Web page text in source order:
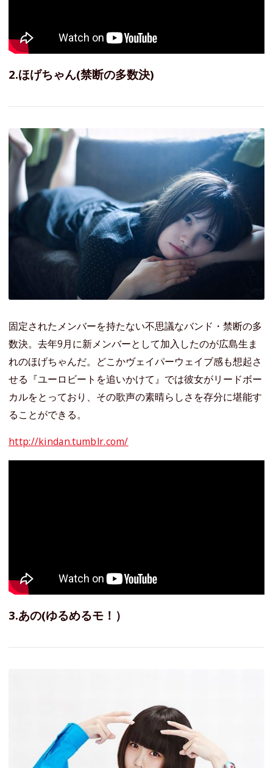
2.ほげちゃん(禁断の多数決)
固定されたメンバーを持たない不思議なバンド・禁断の多
数決。去年9月に新メンバーとして加入したのが広島生ま
れのほげちゃんだ。どこかヴェイパーウェイブ感も想起さ
せる『ユーロビートを追いかけて』では彼女がリードボー
カルをとっており、その歌声の素晴らしさを存分に堪能す
ることができる。
http://kindan.tumblr.com/
3.あの(ゆるめるモ！）